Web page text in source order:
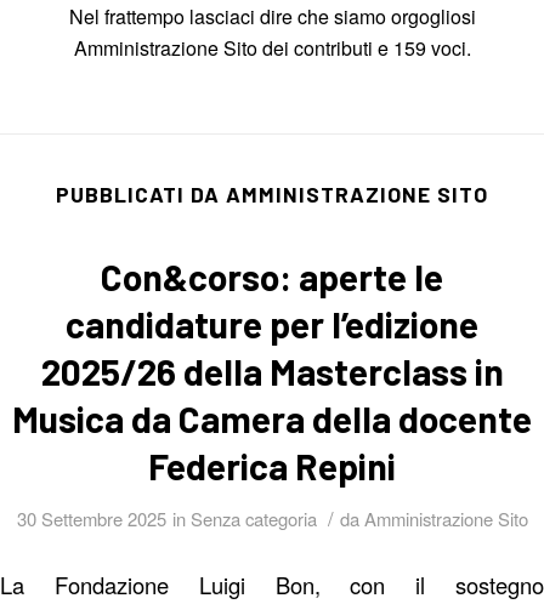
Nel frattempo lasciaci dire che siamo orgogliosi
Amministrazione Sitodei contributi e 159 voci.
PUBBLICATI DA AMMINISTRAZIONE SITO
Con&corso: aperte le
candidature per l’edizione
2025/26 della Masterclass in
Musica da Camera della docente
Federica Repini
30 Settembre 2025 in Senza categoria / da Amministrazione Sito
La Fondazione Luigi Bon, con il sostegno